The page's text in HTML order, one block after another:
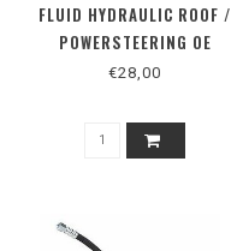
FLUID HYDRAULIC ROOF /
POWERSTEERING OE
€28,00